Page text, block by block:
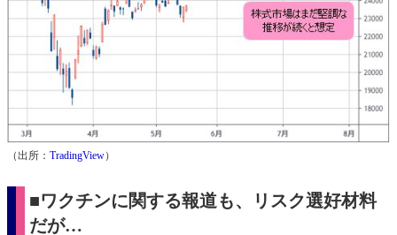
（出所： TradingView）
■ワクチンに関する報道も、リスク選好材料
だが…